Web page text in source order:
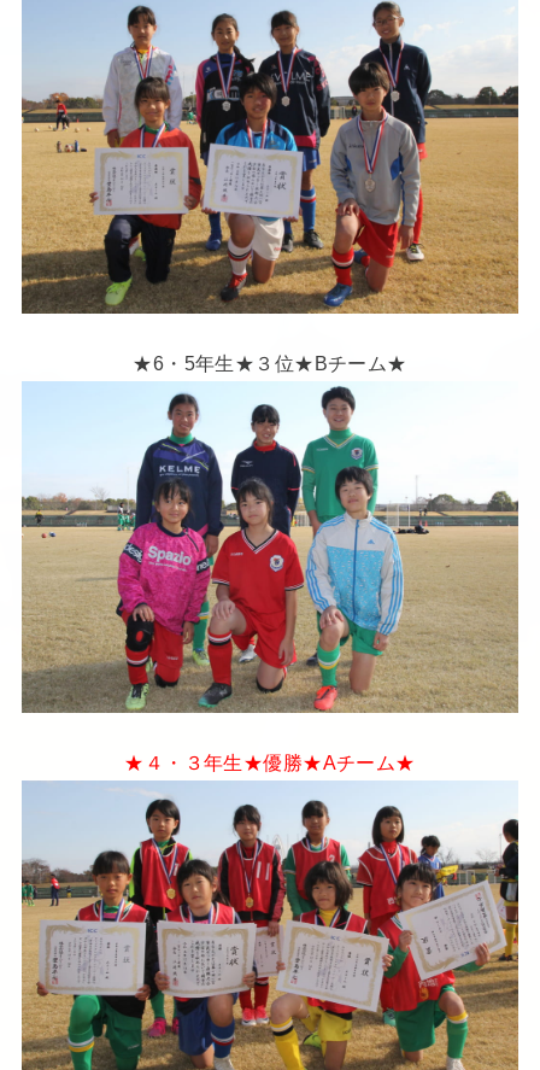
★6・5年生★３位★Bチーム★
★４・３年生★優勝★Aチーム★